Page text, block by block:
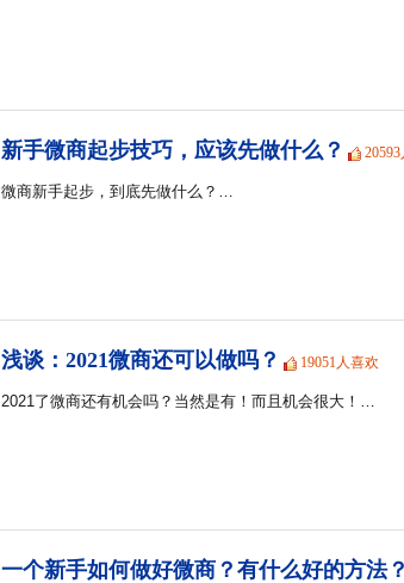
新手微商起步技巧，应该先做什么？
微商新手起步，到底先做什么？…
浅谈：2021微商还可以做吗？ 19051人喜欢
2021了微商还有机会吗？当然是有！而且机会很大！…
一个新手如何做好微商？有什么好的方法？